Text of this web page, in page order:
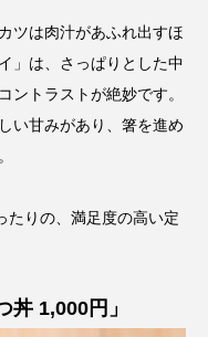
ツは肉汁があふれ出すほ
」は、さっぱりとした中
ントラストが絶妙です。
い甘みがあり、箸を進め
たりの、満足度の高い定
1,000円」